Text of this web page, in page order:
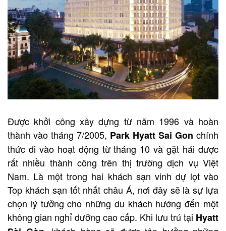
Được khởi công xây dựng từ năm 1996 và hoàn
thành vào tháng 7/2005, Park Hyatt Sai Gon chính
thức đi vào hoạt động từ tháng 10 và gặt hái được
rất nhiều thành công trên thị trường dịch vụ Việt
Nam. Là một trong hai khách sạn vinh dự lọt vào
Top khách sạn tốt nhất châu Á, nơi đây sẽ là sự lựa
chọn lý tưởng cho những du khách hướng đến một
không gian nghỉ dưỡng cao cấp. Khi lưu trú tại Hyatt